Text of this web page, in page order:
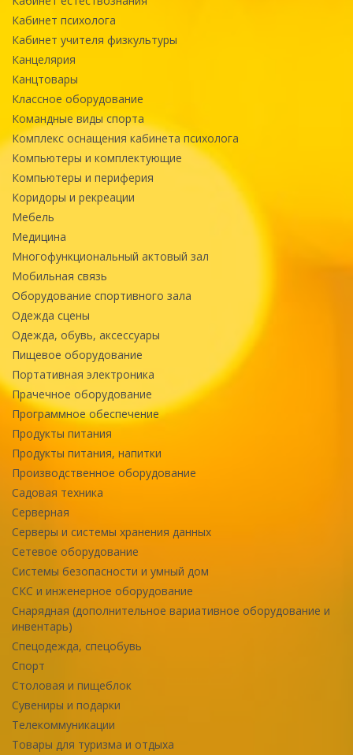
Кабинет психолога
Кабинет учителя физкультуры
Канцелярия
Канцтовары
Классное оборудование
Командные виды спорта
Комплекс оснащения кабинета психолога
Компьютеры и комплектующие
Компьютеры и периферия
Коридоры и рекреации
Мебель
Медицина
Многофункциональный актовый зал
Мобильная связь
Оборудование спортивного зала
Одежда сцены
Одежда, обувь, аксессуары
Пищевое оборудование
Портативная электроника
Прачечное оборудование
Программное обеспечение
Продукты питания
Продукты питания, напитки
Производственное оборудование
Садовая техника
Серверная
Серверы и системы хранения данных
Сетевое оборудование
Системы безопасности и умный дом
СКС и инженерное оборудование
Снарядная (дополнительное вариативное оборудование и
инвентарь)
Спецодежда, спецобувь
Спорт
Столовая и пищеблок
Сувениры и подарки
Телекоммуникации
Товары для туризма и отдыха